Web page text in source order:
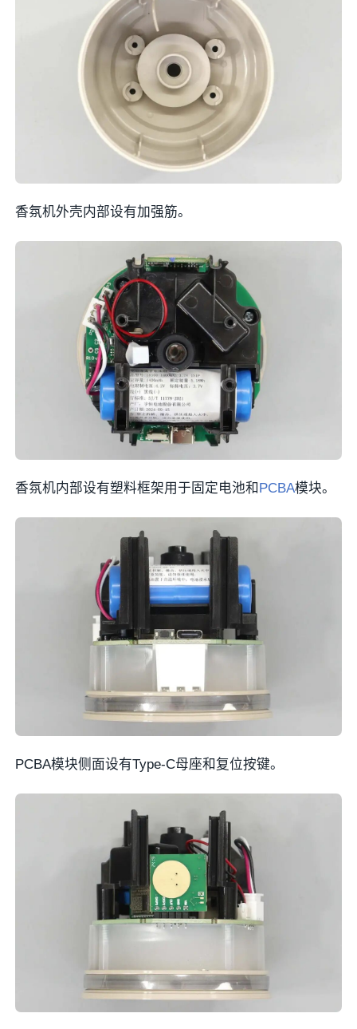
香氛机外壳内部设有加强筋。
香氛机内部设有塑料框架用于固定电池和 PCBA模块。
PCBA模块侧面设有Type-C母座和复位按键。